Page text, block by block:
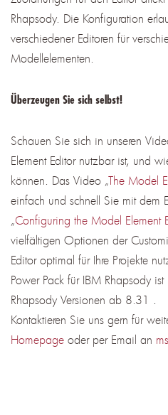
Rhapsody. Die Konfiguration
verschiedener Editoren für
Modellelementen.
Überzeugen Sie sich selbst!
Schauen Sie sich in unseren
Element Editor nutzbar ist, und
können. Das Video „The Model
einfach und schnell Sie mit dem
„Configuring the Model Element
vielfältigen Optionen der
Editor optimal für Ihre Projekte
Power Pack für IBM Rhapsody
Rhapsody Versionen ab 8.31 .
Kontaktieren Sie uns gern für
Homepage oder per Email an